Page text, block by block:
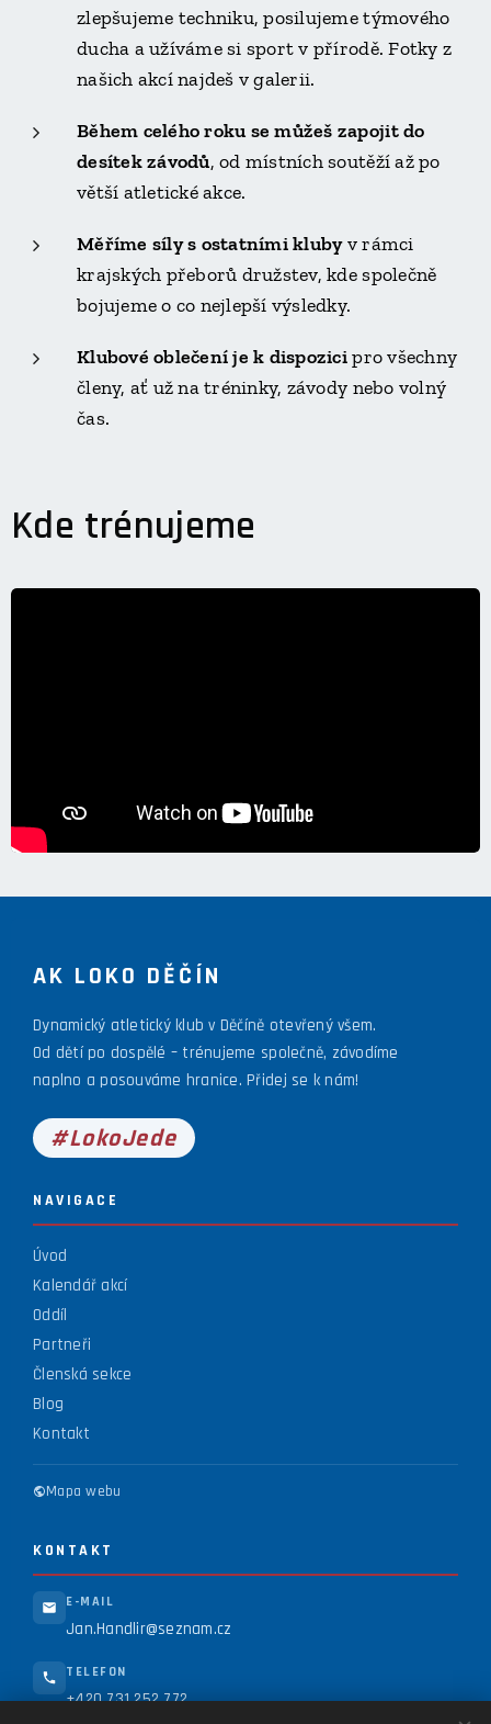
zlepšujeme techniku, posilujeme týmového
ducha a užíváme si sport v přírodě. Fotky z
našich akcí najdeš v galerii.
Během celého roku se můžeš zapojit do
desítek závodů, od místních soutěží až po
větší atletické akce.
Měříme síly s ostatními klubyv rámci
krajských přeborů družstev, kde společně
bojujeme o co nejlepší výsledky.
Klubové oblečení je k dispozicipro všechny
členy, ať už na tréninky, závody nebo volný
čas.
Kde trénujeme
AK LOKO DĚČÍN
Dynamický atletický klub v Děčíně otevřený všem.
Od dětí po dospělé – trénujeme společně, závodíme
naplno a posouváme hranice. Přidej se k nám!
#LokoJede
NAVIGACE
Úvod
Kalendář akcí
Oddíl
Partneři
Členská sekce
Blog
Kontakt
Mapa webu
KONTAKT
E-MAIL
Jan.Handlir@seznam.cz
TELEFON
+420 731 252 772